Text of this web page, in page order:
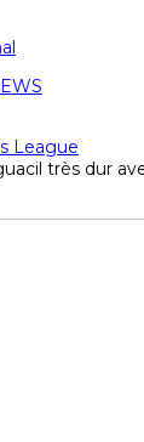
League
très dur